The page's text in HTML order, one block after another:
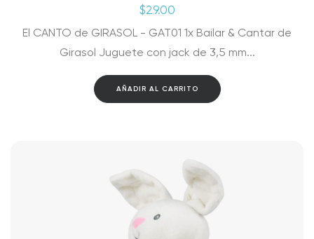
$29.00
El CANTO de GIRASOL - GAT01 1x Bailar & Cantar de
Girasol Juguete con jack de 3,5 mm...
AÑADIR AL CARRITO